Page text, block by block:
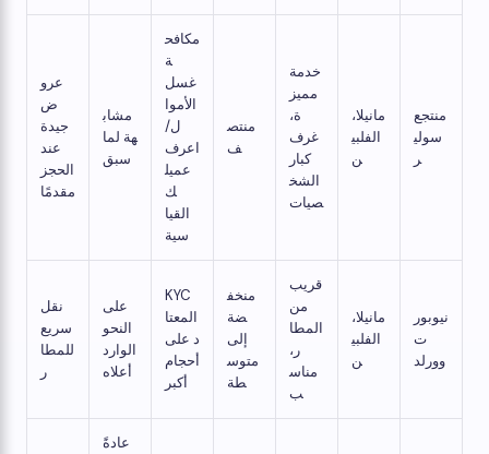
منتجع
سولي
ر
مانيلا،
الفلبي
ن
خدمة
مميز
ة،
غرف
كبار
الشخ
صيات
منتص
ف
مكافح
ة
غسل
الأموا
ل/
اعرف
عميل
ك
القيا
سية
مشاب
هة لما
سبق
عرو
ض
جيدة
عند
الحجز
مقدمًا
نيوبور
ت
وورلد
مانيلا،
الفلبي
ن
قريب
من
المطا
ر،
مناس
ب
منخف
ضة
إلى
متوس
طة
KYC
المعتا
د على
أحجام
أكبر
على
النحو
الوارد
أعلاه
نقل
سريع
للمطا
ر
عادةً